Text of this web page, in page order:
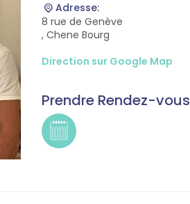
Adresse:
8 rue de Genève
, Chene Bourg
Direction sur Google Map
Prendre Rendez-vous